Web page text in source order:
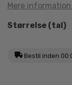
Mere
Størrelse (tal)
Bestil inden